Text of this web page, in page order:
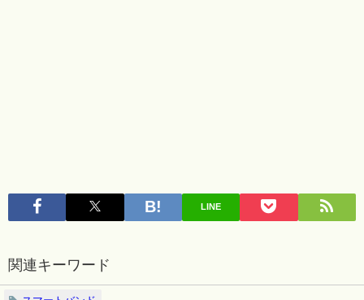
LINE
関連キーワード